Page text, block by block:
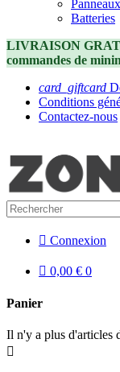
Batteries
LIVRAISON
commandes de
card_giftcard
Conditions
Contactez-nous
 Connexion
 0,00 € 0
Panier
Il n'y a plus d'articles
